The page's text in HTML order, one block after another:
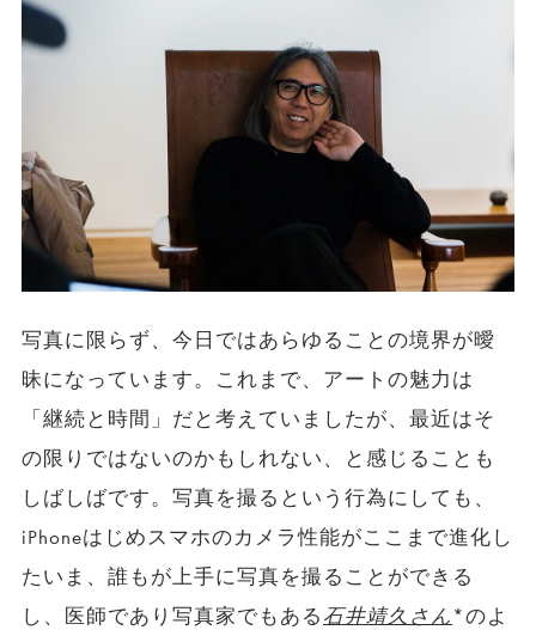
写真に限らず、今日ではあらゆることの境界が曖
昧になっています。これまで、アートの魅力は
「継続と時間」だと考えていましたが、最近はそ
の限りではないのかもしれない、と感じることも
しばしばです。写真を撮るという行為にしても、
iPhoneはじめスマホのカメラ性能がここまで進化し
たいま、誰もが上手に写真を撮ることができる
し、医師であり写真家でもある石井靖久さん*のよ